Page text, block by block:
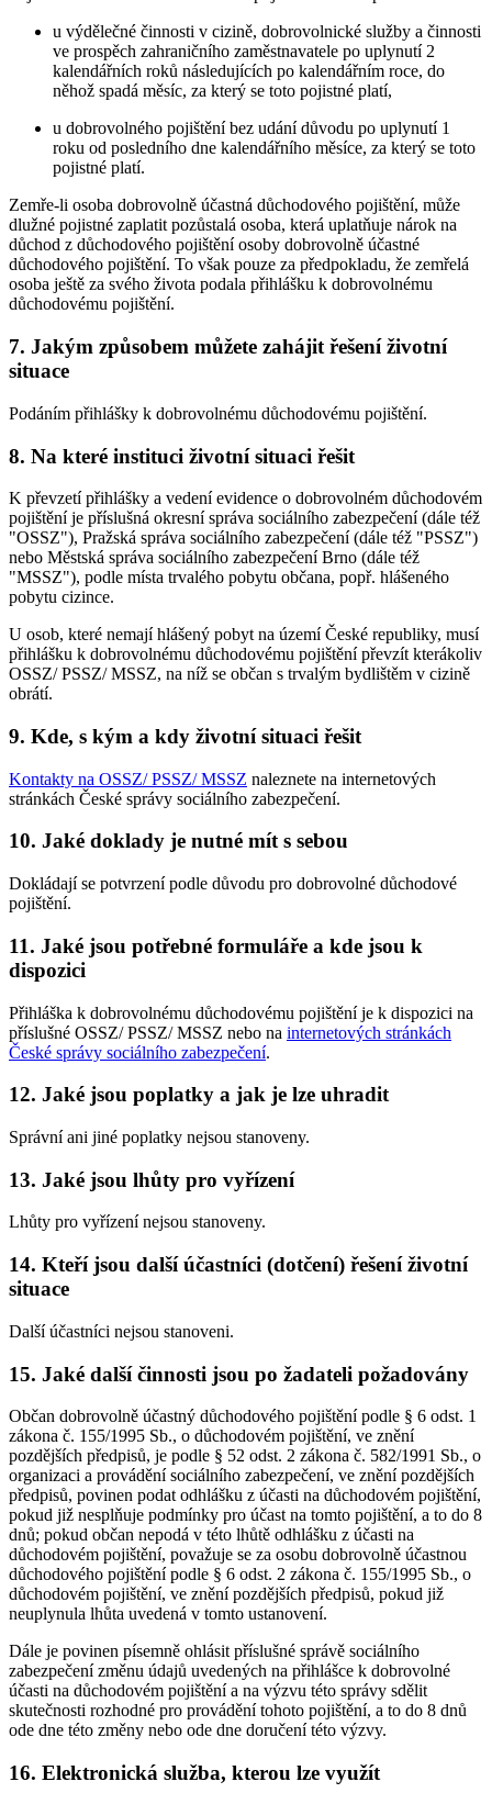
u výdělečné činnosti v cizině, dobrovolnické služby a činnosti
ve prospěch zahraničního zaměstnavatele po uplynutí 2
kalendářních roků následujících po kalendářním roce, do
něhož spadá měsíc, za který se toto pojistné platí,
u dobrovolného pojištění bez udání důvodu po uplynutí 1
roku od posledního dne kalendářního měsíce, za který se toto
pojistné platí.
Zemře-li osoba dobrovolně účastná důchodového pojištění, může
dlužné pojistné zaplatit pozůstalá osoba, která uplatňuje nárok na
důchod z důchodového pojištění osoby dobrovolně účastné
důchodového pojištění. To však pouze za předpokladu, že zemřelá
osoba ještě za svého života podala přihlášku k dobrovolnému
důchodovému pojištění.
7. Jakým způsobem můžete zahájit řešení životní
situace
Podáním přihlášky k dobrovolnému důchodovému pojištění.
8. Na které instituci životní situaci řešit
K převzetí přihlášky a vedení evidence o dobrovolném důchodovém
pojištění je příslušná okresní správa sociálního zabezpečení (dále též
"OSSZ"), Pražská správa sociálního zabezpečení (dále též "PSSZ")
nebo Městská správa sociálního zabezpečení Brno (dále též
"MSSZ"), podle místa trvalého pobytu občana, popř. hlášeného
pobytu cizince.
U osob, které nemají hlášený pobyt na území České republiky, musí
přihlášku k dobrovolnému důchodovému pojištění převzít kterákoliv
OSSZ/ PSSZ/ MSSZ, na níž se občan s trvalým bydlištěm v cizině
obrátí.
9. Kde, s kým a kdy životní situaci řešit
Kontakty na OSSZ/ PSSZ/ MSSZ naleznete na internetových
stránkách České správy sociálního zabezpečení.
10. Jaké doklady je nutné mít s sebou
Dokládají se potvrzení podle důvodu pro dobrovolné důchodové
pojištění.
11. Jaké jsou potřebné formuláře a kde jsou k
dispozici
Přihláška k dobrovolnému důchodovému pojištění je k dispozici na
příslušné OSSZ/ PSSZ/ MSSZ nebo na internetových stránkách
České správy sociálního zabezpečení.
12. Jaké jsou poplatky a jak je lze uhradit
Správní ani jiné poplatky nejsou stanoveny.
13. Jaké jsou lhůty pro vyřízení
Lhůty pro vyřízení nejsou stanoveny.
14. Kteří jsou další účastníci (dotčení) řešení životní
situace
Další účastníci nejsou stanoveni.
15. Jaké další činnosti jsou po žadateli požadovány
Občan dobrovolně účastný důchodového pojištění podle § 6 odst. 1
zákona č. 155/1995 Sb., o důchodovém pojištění, ve znění
pozdějších předpisů, je podle § 52 odst. 2 zákona č. 582/1991 Sb., o
organizaci a provádění sociálního zabezpečení, ve znění pozdějších
předpisů, povinen podat odhlášku z účasti na důchodovém pojištění,
pokud již nesplňuje podmínky pro účast na tomto pojištění, a to do 8
dnů; pokud občan nepodá v této lhůtě odhlášku z účasti na
důchodovém pojištění, považuje se za osobu dobrovolně účastnou
důchodového pojištění podle § 6 odst. 2 zákona č. 155/1995 Sb., o
důchodovém pojištění, ve znění pozdějších předpisů, pokud již
neuplynula lhůta uvedená v tomto ustanovení.
Dále je povinen písemně ohlásit příslušné správě sociálního
zabezpečení změnu údajů uvedených na přihlášce k dobrovolné
účasti na důchodovém pojištění a na výzvu této správy sdělit
skutečnosti rozhodné pro provádění tohoto pojištění, a to do 8 dnů
ode dne této změny nebo ode dne doručení této výzvy.
16. Elektronická služba, kterou lze využít